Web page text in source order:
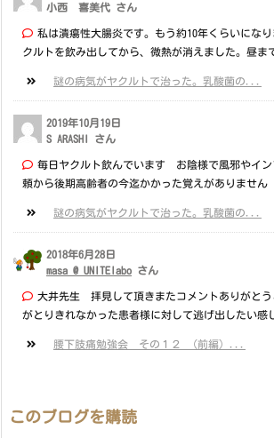
小西 喜美代 さん
私は潰瘍性大腸炎です。もう約10年くらいにな
クルトを飲み出してから、微熱が消えました。昼ま
謎の病気がヤクルトで治った。乳酸菌の...
2019年10月19日
S ARASHI さん
毎日ヤクルト飲んでいます お陰様で風邪やイン
頼から後期高齢者の今迄かかった覚えがありませ
謎の病気がヤクルトで治った。乳酸菌の...
2018年6月28日
masa @ UNITElabo さん
大井先生 拝見して頂きまたコメントありがとう
がとりきれなかった患者様に対して逃げ出したい感
腰下肢痛勉強会 その１２ （前編）...
このブログを購読